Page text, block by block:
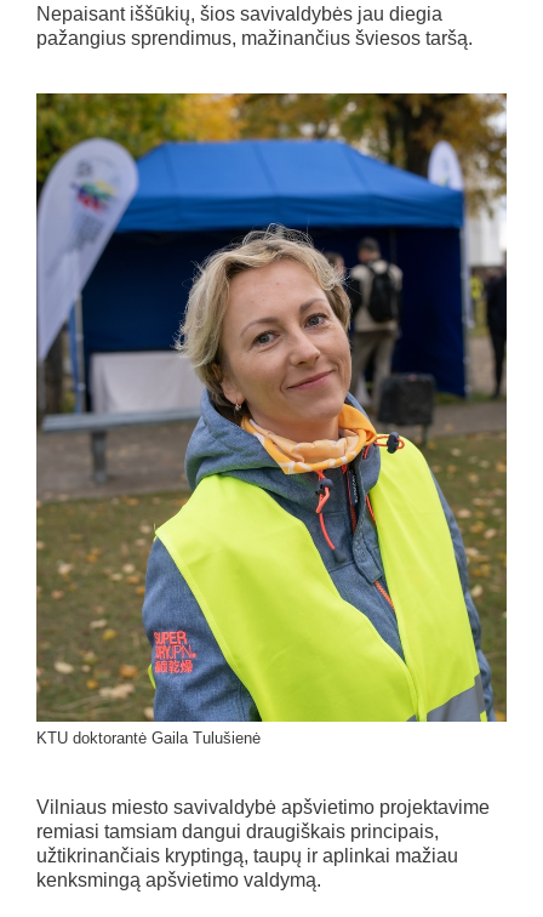
Nepaisant iššūkių, šios savivaldybės jau diegia
pažangius sprendimus, mažinančius šviesos taršą.
KTU doktorantė Gaila Tulušienė
Vilniaus miesto savivaldybė apšvietimo projektavime
remiasi tamsiam dangui draugiškais principais,
užtikrinančiais kryptingą, taupų ir aplinkai mažiau
kenksmingą apšvietimo valdymą.